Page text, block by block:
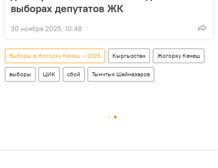
выборах депутатов ЖК
30 ноября 2025, 10:48
Выборы в Жогорку Кенеш — 2025 Кыргызстан Жогорку Кенеш
выборы ЦИК сбой Тынчтык Шайназаров